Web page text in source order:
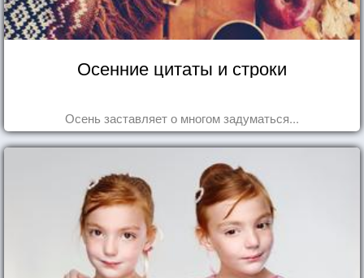
Осенние цитаты и строки
Осень заставляет о многом задуматься...